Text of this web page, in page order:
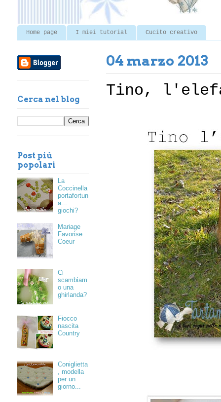
Home page I miei tutorial Cucito creativo
04 marzo 2013
Tino,
Cerca nel blog
Post più
popolari
La
Coccinella
portafortun
a...
giochi?
Mariage
Favorise
Coeur
Ci
scambiam
o una
ghirlanda?
Fiocco
nascita
Country
Coniglietta
, modella
per un
giorno...